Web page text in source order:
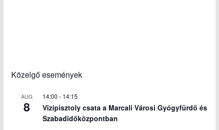
Közelgő események
AUG
8
14:00 - 14:15
Vizipisztoly csata a Marcali Városi Gyógyfürdő és
Szabadidőközpontban